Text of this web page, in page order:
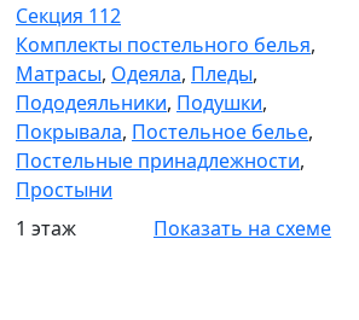
Секция 112
Комплекты постельного белья,
Матрасы, Одеяла, Пледы,
Пододеяльники, Подушки,
Покрывала, Постельное белье,
Постельные принадлежности,
Простыни
1 этаж
Показать на схеме